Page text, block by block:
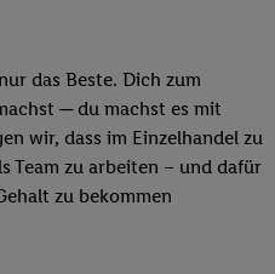
das Beste. Dich zum
─ du machst es mit
wir, dass im Einzelhandel zu
Team zu arbeiten – und dafür
zu bekommen